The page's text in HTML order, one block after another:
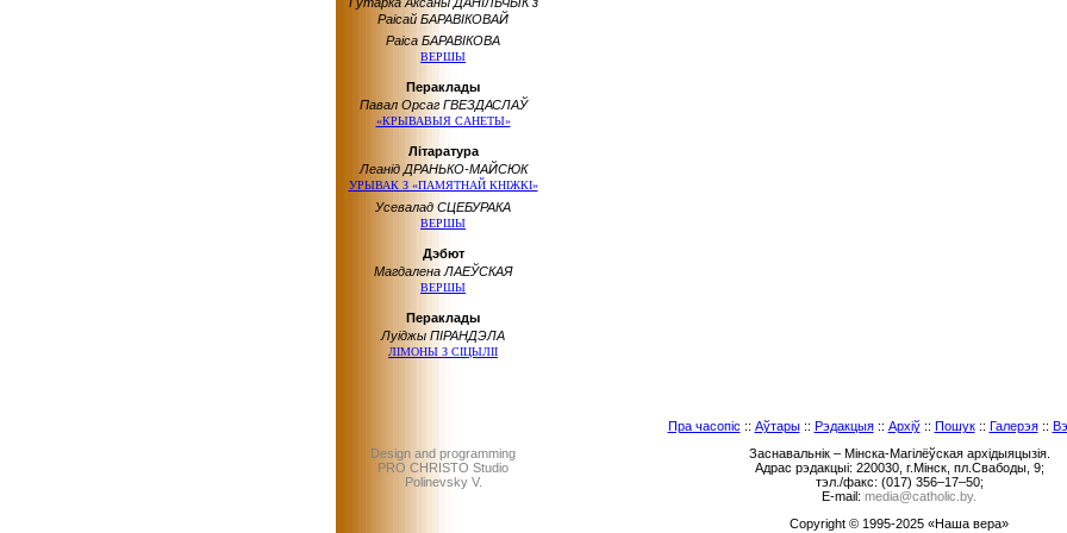
Раісай БАРАВІКОВАЙ
Раіса БАРАВІКОВА
ВЕРШЫ
Пераклады
Павал Орсаг ГВЕЗДАСЛАЎ
«КРЫВАВЫЯ САНЕТЫ»
Літаратура
Леанід ДРАНЬКО-МАЙСЮК
УРЫВАК З «ПАМЯТНАЙ КНІЖКІ»
Усевалад СЦЕБУРАКА
ВЕРШЫ
Дэбют
Магдалена ЛАЕЎСКАЯ
ВЕРШЫ
Пераклады
Луіджы ПІРАНДЭЛА
ЛІМОНЫ З СІЦЫЛІІ
Design and programming
PRO CHRISTO Studio
Polinevsky V.
Пра часопіс :: Аўтары:: Рэдакцыя:: Архіў:: Пошук:: Галерэя::
Заснавальнік – Мінска-Магілёўская архідыяцызія.
Адрас рэдакцыі: 220030, г.Мінск, пл.Свабоды, 9;
тэл./факс: (017) 356–17–50;
E-mail: media@catholic.by.
Copyright © 1995-2025 «Наша вера»